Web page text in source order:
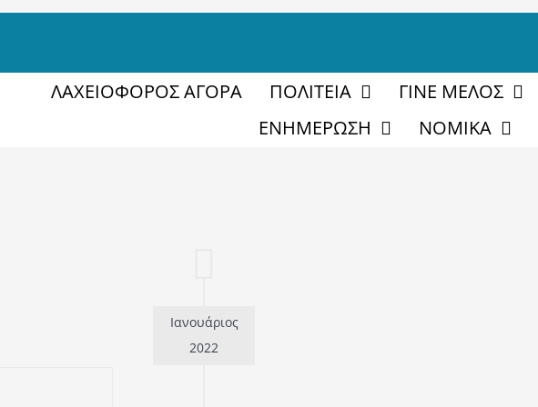
ΛΑΧΕΙΟΦΟΡΟΣ ΑΓΟΡΑ ΠΟΛΙΤΕΙΑ ΓΙΝΕ ΜΕΛΟΣ
ΕΝΗΜΕΡΩΣΗ
ΝΟΜΙΚΑ
Ιανουάριος
2022